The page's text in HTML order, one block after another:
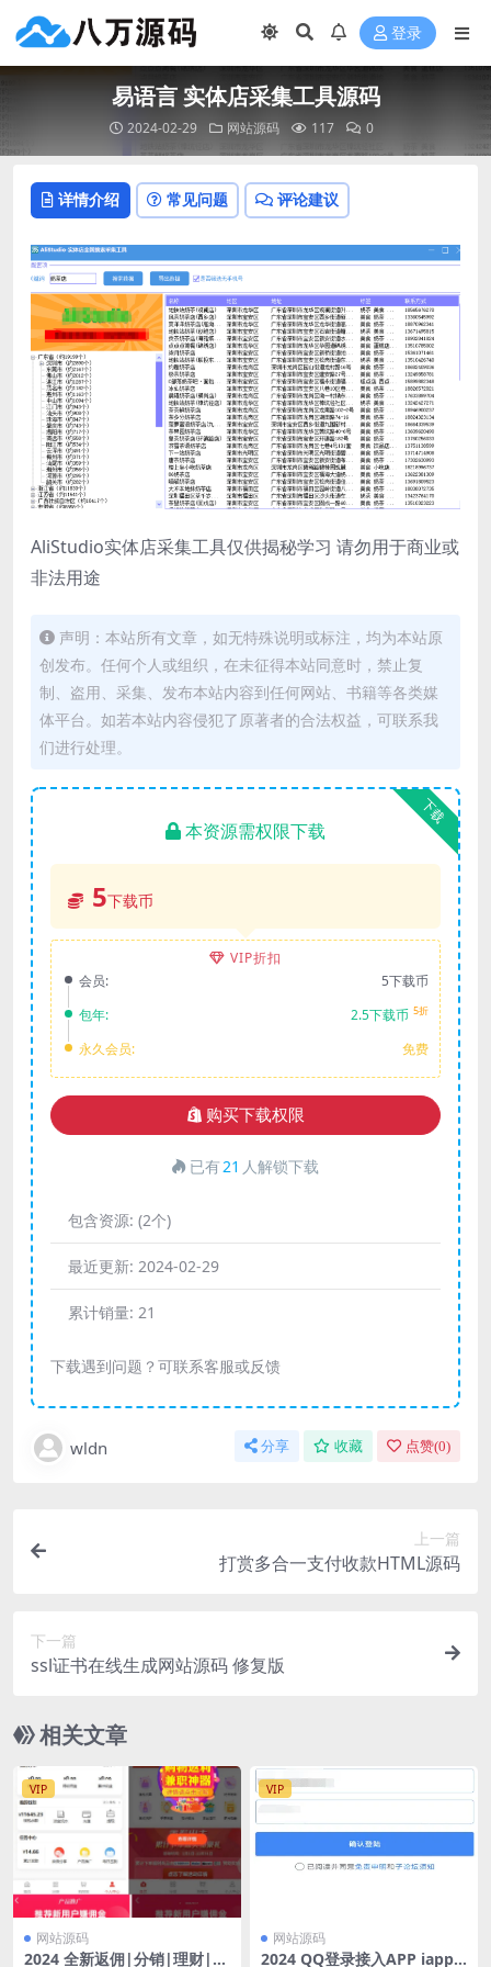
登录
易语言 实体店采集工具源码
2024-02-29 网站源码 117 0
详情介绍 常见问题 评论建议
AliStudio实体店采集工具仅供揭秘学习 请勿用于商业或
非法用途
声明：本站所有文章，如无特殊说明或标注，均为本站原
创发布。任何个人或组织，在未征得本站同意时，禁止复
制、盗用、采集、发布本站内容到任何网站、书籍等各类媒
体平台。如若本站内容侵犯了原著者的合法权益，可联系我
们进行处理。
下载
本资源需权限下载
5下载币
VIP折扣
会员:
5下载币
包年:
2.5下载币 5折
永久会员: 免费
购买下载权限
已有21 人解锁下载
包含资源: (2个)
最近更新: 2024-02-29
累计销量: 21
下载遇到问题？可联系客服或反馈
wldn 分享 收藏 点赞(0)
上一篇
打赏多合一支付收款HTML源码
下一篇
ssl证书在线生成网站源码 修复版
相关文章
VIP
网站源码
2024 全新返佣|分销|理财|商
VIP
网站源码
2024 QQ登录接入APP iapp